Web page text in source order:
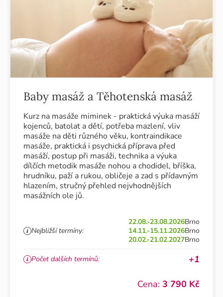
Baby masáž a Těhotenská masáž
Kurz na masáže miminek - praktická výuka masáží
kojenců, batolat a dětí, potřeba mazlení, vliv
masáže na děti různého věku, kontraindikace
masáže, praktická i psychická příprava před
masáží, postup při masáži, technika a výuka
dílčích metodik masáže nohou a chodidel, bříška,
hrudníku, paží a rukou, obličeje a zad s přídavným
hlazením, stručný přehled nejvhodnějších
masážních ole jů.
Nejbližší termíny:
22.08.-23.08.2026Brno
14.11.-15.11.2026Brno
20.02.-21.02.2027Brno
Počet dalších termínů: +1
Cena: 3 790 Kč